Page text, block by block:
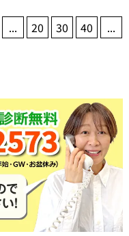
... 20 30 40
...